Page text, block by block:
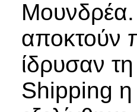
Μουνδρέα.
αποκτούν
ίδρυσαν
Shipping η